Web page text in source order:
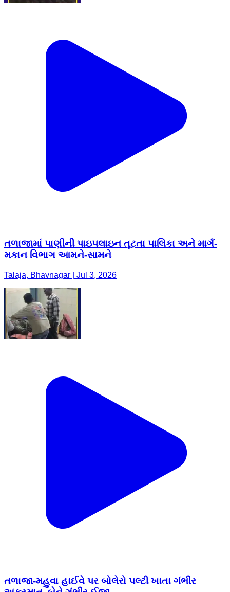
તળાજામાં પાણીની પાઇપલાઇન તૂટતા પાલિકા અને માર્ગ-
મકાન વિભાગ આમને-સામને
Talaja, Bhavnagar | Jul 3, 2026
તળાજા-મહુવા હાઈવે પર બોલેરો પલ્ટી ખાતા ગંભીર